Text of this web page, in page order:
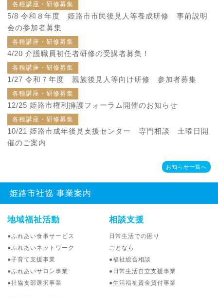
各種講座・研修募集
5/8 令和８年度 姫路市市民後見人等養成研修 事前説明
会の参加者募集
各種講座・研修募集
4/20 介護職員初任者研修の受講者募集！
各種講座・研修募集
1/27 令和７年度 親族後見人等向け研修 参加者募集
各種講座・研修募集
12/25 姫路市権利擁護フォーラム開催のお知らせ
各種講座・研修募集
10/21 姫路市成年後見支援センター 専門相談 土曜日開
催のご案内
お知らせ一覧へ
姫路市社協 事業案内
地域福祉活動
●ふれあい食事サービス
●ふれあいネットワーク
●子育て支援事業
●ふれあいサロン事業
●社協支部選択事業
相談支援
日常生活での困り
ごとなら
●福祉総合相談
●日常生活自立支援事業
●生活福祉資金貸付事業